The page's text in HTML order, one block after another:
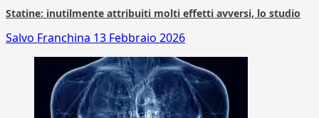
Statine: inutilmente attribuiti molti effetti avversi, lo studio
Salvo Franchina 13 Febbraio 2026